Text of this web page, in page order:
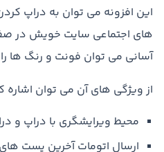
این افزونه می توان به دراپ
های اجتماعی سایت خویش در
آسانی می توان فونت و رنگ ها را
از ویژگی های آن می توان اشاره
محیط ویرایشگری با دراپ و
ارسال اتومات آخرین پست